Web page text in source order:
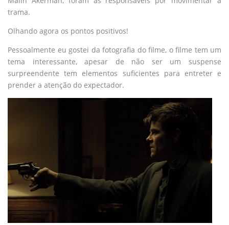
trama.
Olhando agora os pontos positivos!
Pessoalmente eu gostei da fotografia do filme, o filme tem um
tema interessante, apesar de não ser um suspense
surpreendente tem elementos suficientes para entreter e
prender a atenção do expectador.